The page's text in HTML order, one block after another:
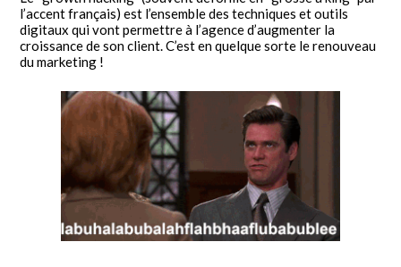
l’accent français) est l’ensemble des techniques et outils
digitaux qui vont permettre à l’agence d’augmenter la
croissance de son client. C’est en quelque sorte le renouveau
du marketing !